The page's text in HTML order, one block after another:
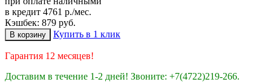
в кредит 4761 р./мес.
Кэшбек: 879 руб.
Купить в 1 клик
Гарантия 12 месяцев!
Доставим в течение 1-2 дней! Звоните: +7(4722)219-266.